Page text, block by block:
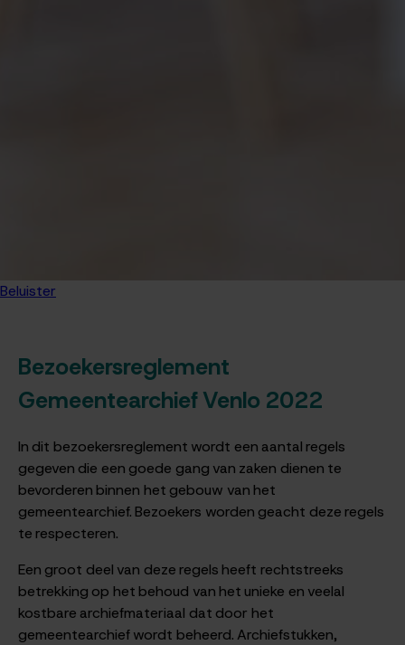
Beluister
Bezoekersreglement
Gemeentearchief Venlo 2022
In dit bezoekersreglement wordt een aantal regels
gegeven die een goede gang van zaken dienen te
bevorderen binnen het gebouw van het
gemeentearchief. Bezoekers worden geacht deze regels
te respecteren.
Een groot deel van deze regels heeft rechtstreeks
betrekking op het behoud van het unieke en veelal
kostbare archiefmateriaal dat door het
gemeentearchief wordt beheerd. Archiefstukken,